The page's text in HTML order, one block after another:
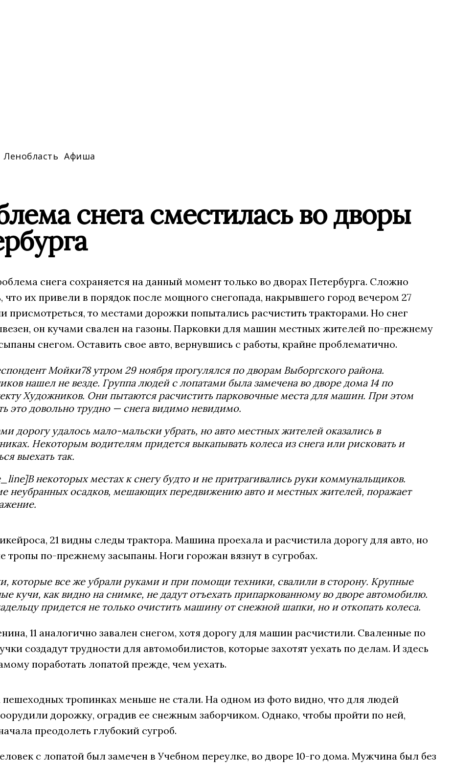
Ленобласть Афиша
снега сместилась во дворы
снега сохраняется на данный момент только во дворах Петербурга. Сложно
что их привели в порядок после мощного снегопада, накрывшего город вечером 27
присмотреться, то местами дорожки попытались расчистить тракторами. Но снег
он кучами свален на газоны. Парковки для машин местных жителей по-прежнему
снегом. Оставить свое авто, вернувшись с работы, крайне проблематично.
Мойки78 утром 29 ноября прогулялся по дворам Выборгского района.
нашел не везде. Группа людей с лопатами была замечена во дворе дома 14 по
Художников. Они пытаются расчистить парковочные места для машин. При этом
это довольно трудно — снега видимо невидимо.
дорогу удалось мало-мальски убрать, но авто местных жителей оказались в
Некоторым водителям придется выкапывать колеса из снега или рисковать и
выехать так.
некоторых местах к снегу будто и не притрагивались руки коммунальщиков.
неубранных осадков, мешающих передвижению авто и местных жителей, поражает
21 видны следы трактора. Машина проехала и расчистила дорогу для авто, но
тропы по-прежнему засыпаны. Ноги горожан вязнут в сугробах.
которые все же убрали руками и при помощи техники, свалили в сторону. Крупные
кучи, как видно на снимке, не дадут отъехать припаркованному во дворе автомобилю.
придется не только очистить машину от снежной шапки, но и откопать колеса.
11 аналогично завален снегом, хотя дорогу для машин расчистили. Сваленные по
создадут трудности для автомобилистов, которые захотят уехать по делам. И здесь
поработать лопатой прежде, чем уехать.
пешеходных тропинках меньше не стали. На одном из фото видно, что для людей
дорожку, оградив ее снежным заборчиком. Однако, чтобы пройти по ней,
преодолеть глубокий сугроб.
с лопатой был замечен в Учебном переулке, во дворе 10-го дома. Мужчина был без